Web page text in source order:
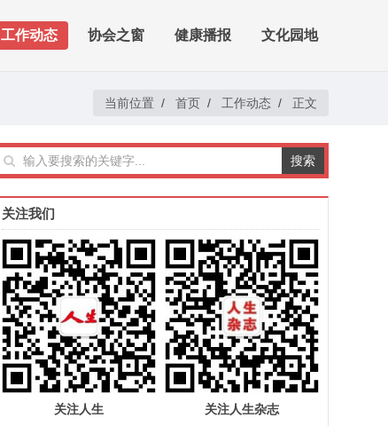
工作动态 协会之窗 健康播报 文化园地
当前位置 / 首页 / 工作动态 / 正文
关注我们
关注人生 关注人生杂志